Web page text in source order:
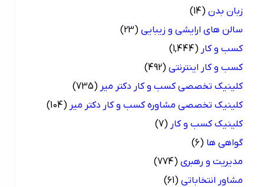
زبان بدن (14)
سالن های ارایشی و زیبایی (23)
کسب و کار (1,444)
کسب و کار اینترنتی (492)
کلینیک تخصصی کسب و کار دکتر میر (735)
کلینیک تخصصی مشاوره کسب و کار دکتر میر (104)
کلینیک کسب و کار (7)
گواهی ها (6)
مدیریت و رهبری (774)
مشاور انتخاباتی (61)